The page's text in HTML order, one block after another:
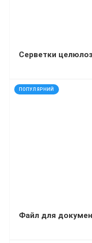
ПОПУЛЯРНИЙ
код: 20752